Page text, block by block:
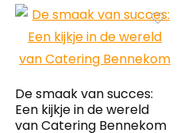
De smaak van succes:
Een kijkje in de wereld
van Catering Bennekom